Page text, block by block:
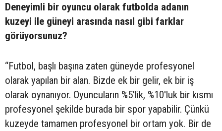
Deneyimli bir oyuncu olarak futbolda adanın
kuzeyi ile güneyi arasında nasıl gibi farklar
görüyorsunuz?
“Futbol, başlı başına zaten güneyde profesyonel
olarak yapılan bir alan. Bizde ek bir gelir, ek bir iş
olarak oynanıyor. Oyuncuların %5'lik, %10'luk bir kısmı
profesyonel şekilde burada bir spor yapabilir. Çünkü
kuzeyde tamamen profesyonel bir ortam yok. Bir de